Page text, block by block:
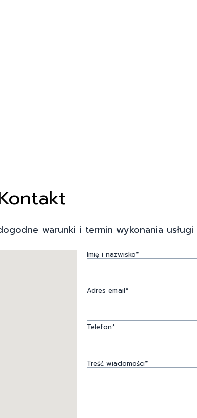
warunki i termin wykonania usługi
Imię i nazwisko*
Adres email*
Telefon*
Treść wiadomości*